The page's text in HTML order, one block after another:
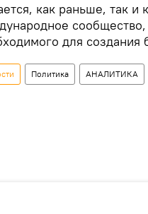
как раньше, так и
для создания
Политика АНАЛИТИКА